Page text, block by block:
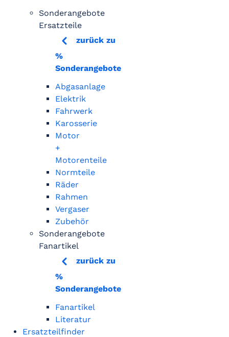
Sonderangebote
Ersatzteile
zurück zu
%
Sonderangebote
Abgasanlage
Elektrik
Fahrwerk
Karosserie
Motor
+
Motorenteile
Normteile
Räder
Rahmen
Vergaser
Zubehör
Sonderangebote
Fanartikel
zurück zu
%
Sonderangebote
Fanartikel
Literatur
Ersatzteilfinder